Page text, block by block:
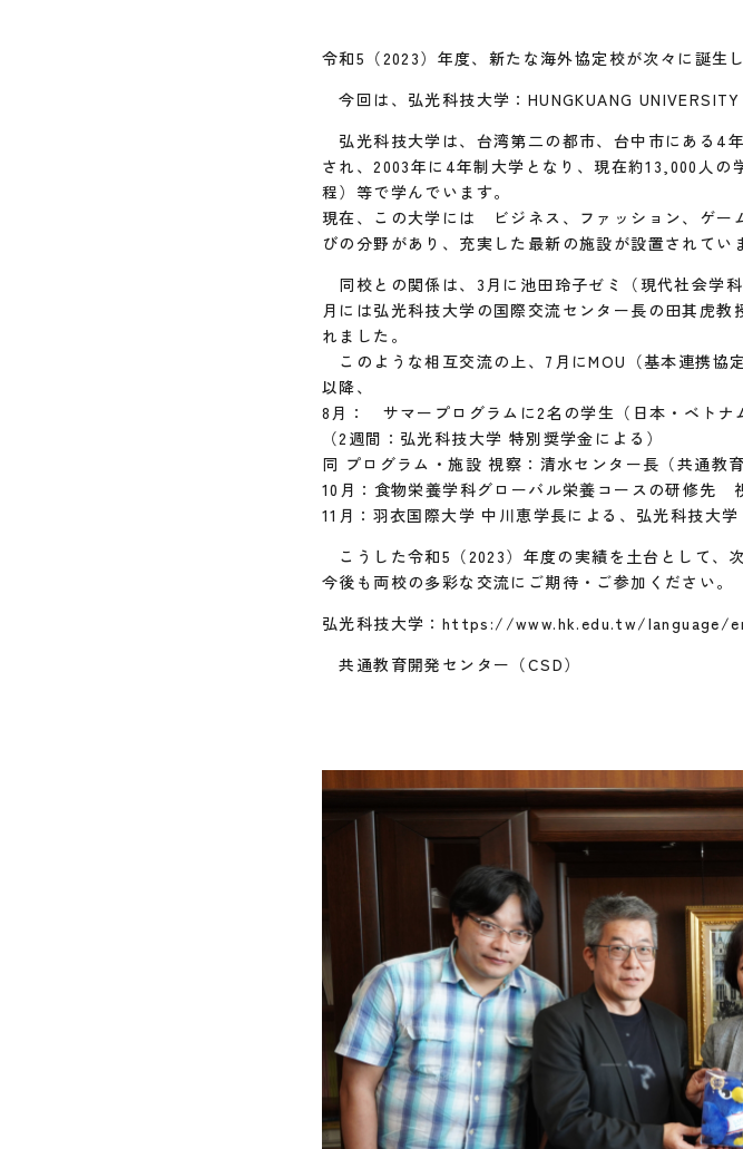
令和5（2023）年度、新たな海外協定校が次々に誕生し
今回は、弘光科技大学：HUNGKUANG
弘光科技大学は、台湾第二の都市、台中市にある4
され、2003年に4年制大学となり、現在約13,000人
程）等で学んでいます。
現在、この大学には ビジネス、ファッション、ゲー
びの分野があり、充実した最新の施設が設置されてい
同校との関係は、3月に池田玲子ゼミ（現代社会学
月には弘光科技大学の国際交流センター長の田其虎
れました。
このような相互交流の上、7月にMOU（基本連携協
以降、
8月： サマープログラムに2名の学生（日本・ベトナ
（2週間：弘光科技大学 特別奨学金による）
同 プログラム・施設 視察：清水センター長（共通教
10月：食物栄養学科グローバル栄養コースの研修
11月：羽衣国際大学 中川恵学長による、弘光科技大
こうした令和5（2023）年度の実績を土台として、
今後も両校の多彩な交流にご期待・ご参加ください。
弘光科技大学：https://www.hk.edu.tw/
共通教育開発センター（CSD）